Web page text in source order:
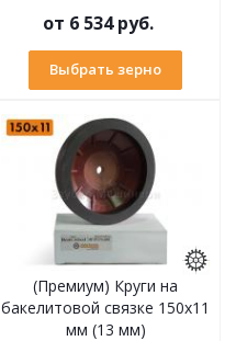
от 6 534 руб.
Выбрать зерно
(Премиум) Круги на
бакелитовой связке 150х11
мм (13 мм)